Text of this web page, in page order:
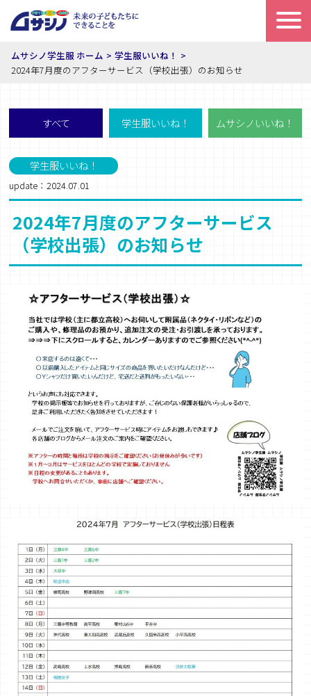
ムサシノ学生服 ホーム
学生服いいね！
2024年7月度のアフターサービス（学校出張）のお知らせ
すべて 学生服いいね！ ムサシノいいね！
学生服いいね！
update：2024.07.01
2024年7月度のアフターサービス
（学校出張）のお知らせ